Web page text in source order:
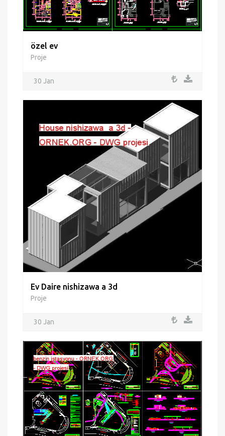
özel ev
Proje
30 Jan
Ev Daire nishizawa a 3d
Proje
30 Jan